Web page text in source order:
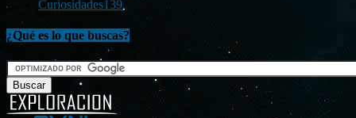
Curiosidades139
¿Qué es lo que buscas?